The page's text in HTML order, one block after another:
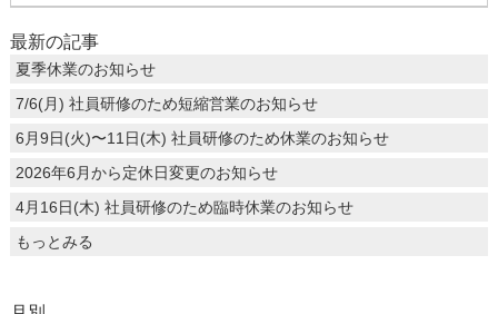
最新の記事
夏季休業のお知らせ
7/6(月) 社員研修のため短縮営業のお知らせ
6月9日(火)〜11日(木) 社員研修のため休業のお知らせ
2026年6月から定休日変更のお知らせ
4月16日(木) 社員研修のため臨時休業のお知らせ
もっとみる